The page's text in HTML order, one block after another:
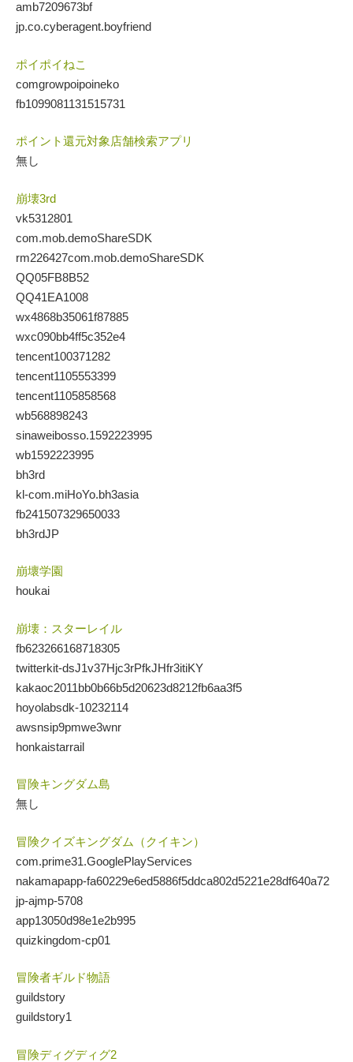
amb7209673bf
jp.co.cyberagent.boyfriend
ポイポイねこ
comgrowpoipoineko
fb1099081131515731
ポイント還元対象店舗検索アプリ
無し
崩壊3rd
vk5312801
com.mob.demoShareSDK
rm226427com.mob.demoShareSDK
QQ05FB8B52
QQ41EA1008
wx4868b35061f87885
wxc090bb4ff5c352e4
tencent100371282
tencent1105553399
tencent1105858568
wb568898243
sinaweibosso.1592223995
wb1592223995
bh3rd
kl-com.miHoYo.bh3asia
fb241507329650033
bh3rdJP
崩壞学園
houkai
崩壊：スターレイル
fb623266168718305
twitterkit-dsJ1v37Hjc3rPfkJHfr3itiKY
kakaoc2011bb0b66b5d20623d8212fb6aa3f5
hoyolabsdk-10232114
awsnsip9pmwe3wnr
honkaistarrail
冒険キングダム島
無し
冒険クイズキングダム（クイキン）
com.prime31.GooglePlayServices
nakamapapp-fa60229e6ed5886f5ddca802d5221e28df640a72
jp-ajmp-5708
app13050d98e1e2b995
quizkingdom-cp01
冒険者ギルド物語
guildstory
guildstory1
冒険ディグディグ2